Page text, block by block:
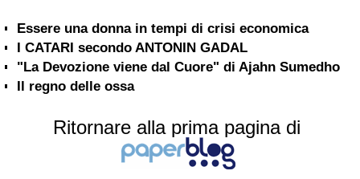
Essere una donna in tempi di crisi economica
I CATARI secondo ANTONIN GADAL
"La Devozione viene dal Cuore" di Ajahn Sumedho
Il regno delle ossa
Ritornare alla prima pagina di